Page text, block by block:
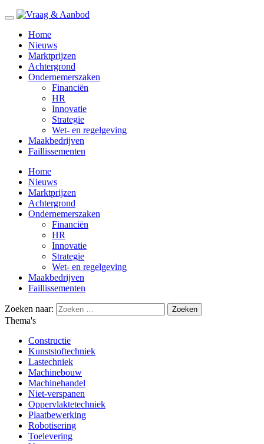
Home
Nieuws
Marktprijzen
Achtergrond
Ondernemerszaken
Financiën
HR
Innovatie
Strategie
Wet- en regelgeving
Maakbedrijven
Faillissementen
Home
Nieuws
Marktprijzen
Achtergrond
Ondernemerszaken
Financiën
HR
Innovatie
Strategie
Wet- en regelgeving
Maakbedrijven
Faillissementen
Zoeken naar:
Thema's
Constructie
Kunststoftechniek
Lastechniek
Machinebouw
Machinehandel
Niet-verspanen
Oppervlaktetechniek
Plaatbewerking
Robotisering
Toelevering